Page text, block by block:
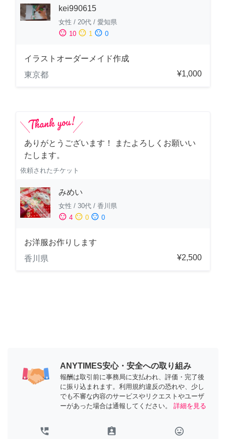
kei990615
女性 / 20代 / 愛知県
sentiment_satisfied 10 sentiment_neutral 1 sentiment_dissatisfied 0
イラストオーダーメイド作成
東京都
¥1,000
ありがとうございます！ またよろしくお願いい
たします。
依頼されたチケット
みめい
女性 / 30代 / 香川県
sentiment_satisfied 4 sentiment_neutral 0 sentiment_dissatisfied 0
お洋服お作りします
香川県
¥2,500
ANYTIMES安心・安全への取り組み
報酬は取引前に事務局に支払われ、評価・完了後
に振り込まれます。利用規約違反の恐れや、少し
でも不審な内容のサービスやリクエストやユーザ
ーがあった場合は通報してください。
詳細を見る
perm_phone_msg assignment_ind tag_faces